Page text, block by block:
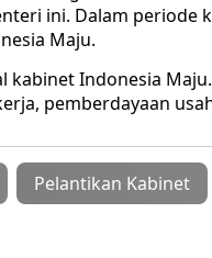
ini. Dalam periode
Maju.
kabinet Indonesia
pemberdayaan
Pelantikan Kabinet